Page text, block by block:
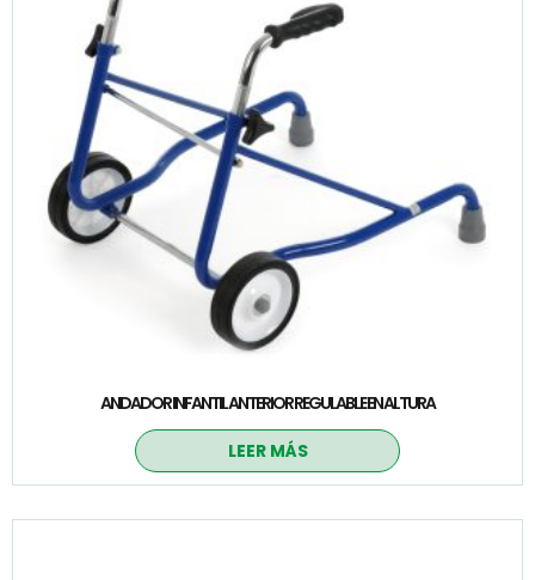
ANDADOR INFANTIL ANTERIOR REGULABLE EN ALTURA
LEER MÁS